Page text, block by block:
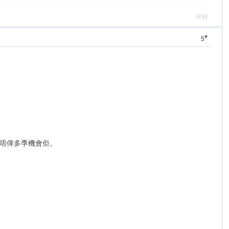
舉報
5#
俾多季機會佢。